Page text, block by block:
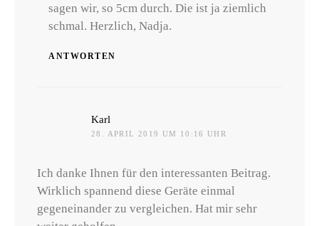
sagen wir, so 5cm durch. Die ist ja ziemlich
schmal. Herzlich, Nadja.
ANTWORTEN
Karl
28. APRIL 2019 UM 10:16 UHR
Ich danke Ihnen für den interessanten Beitrag.
Wirklich spannend diese Geräte einmal
gegeneinander zu vergleichen. Hat mir sehr